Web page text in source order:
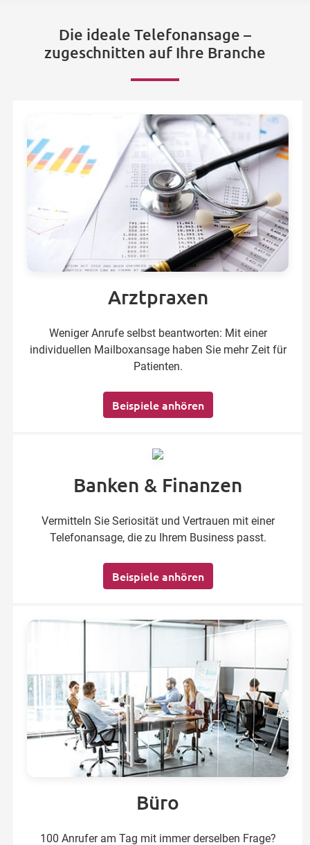
Die ideale Telefonansage –
zugeschnitten auf Ihre Branche
Arztpraxen
Weniger Anrufe selbst beantworten: Mit einer
individuellen Mailboxansage haben Sie mehr Zeit für
Patienten.
Beispiele anhören
Banken & Finanzen
Vermitteln Sie Seriosität und Vertrauen mit einer
Telefonansage, die zu Ihrem Business passt.
Beispiele anhören
Büro
100 Anrufer am Tag mit immer derselben Frage?